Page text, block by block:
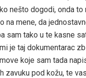
nešto dogodi, onda to
na mene, da
sam tako u te kasne
je taj dokumentarac
koje sam tada
zavuku pod kožu, te